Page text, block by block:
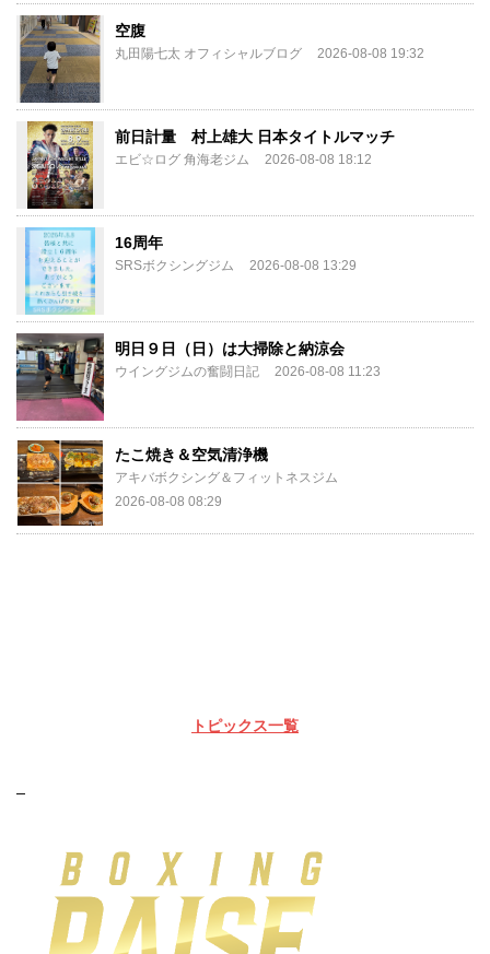
空腹
丸田陽七太 オフィシャルブログ 2026-08-08 19:32
前日計量 村上雄大 日本タイトルマッチ
エビ☆ログ 角海老ジム 2026-08-08 18:12
16周年
SRSボクシングジム 2026-08-08 13:29
明日９日（日）は大掃除と納涼会
ウイングジムの奮闘日記 2026-08-08 11:23
たこ焼き＆空気清浄機
アキバボクシング＆フィットネスジム
2026-08-08 08:29
トピックス一覧